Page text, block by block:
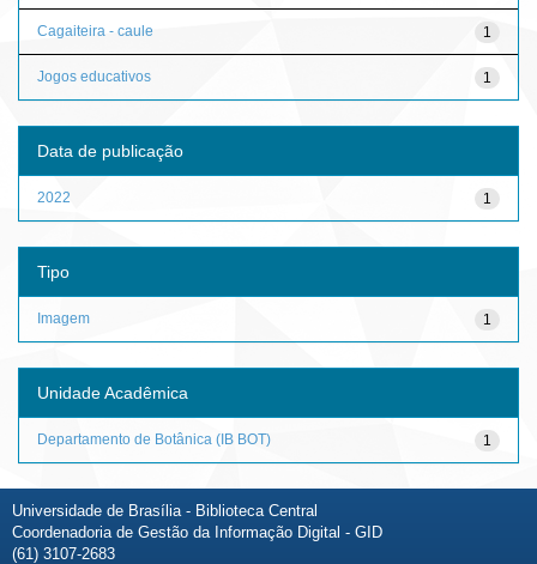
1
Cagaiteira - caule
1
Jogos educativos
Data de publicação
1
2022
Tipo
1
Imagem
Unidade Acadêmica
1
Departamento de Botânica (IB BOT)
Universidade de Brasília - Biblioteca Central
Coordenadoria de Gestão da Informação Digital - GID
(61) 3107-2683